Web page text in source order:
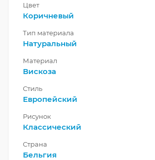
Цвет
Коричневый
Тип материала
Натуральный
Материал
Вискоза
Стиль
Европейский
Рисунок
Классический
Страна
Бельгия